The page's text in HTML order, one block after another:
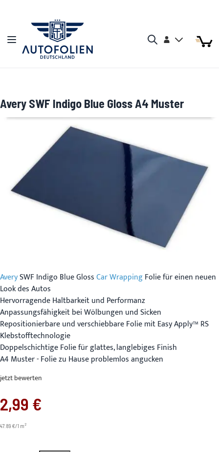
Navigation umschalten Konto Mein
AverySWF Indigo Blue GlossCar WrappingFolie für einen neuen
Look des Autos
Hervorragende Haltbarkeit und Performanz
Anpassungsfähigkeit bei Wölbungen und Sicken
Repositionierbare und verschiebbare Folie mit Easy Apply™ RS
Klebstofftechnologie
Doppelschichtige Folie für glattes, langlebiges Finish
A4 Muster - Folie zu Hause problemlos angucken
Avery SWF Indigo Blue Gloss A4 Muster
jetzt bewerten
2,99 €
47.89 €/1 m2